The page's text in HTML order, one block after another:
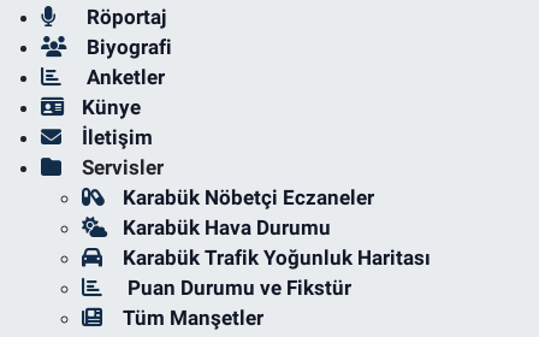
Röportaj
Biyografi
Anketler
Künye
İletişim
Servisler
Karabük Nöbetçi Eczaneler
Karabük Hava Durumu
Karabük Trafik Yoğunluk Haritası
Puan Durumu ve Fikstür
Tüm Manşetler